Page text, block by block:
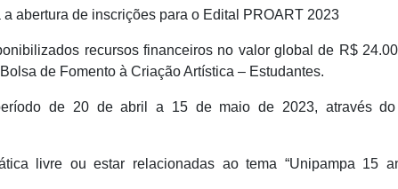
abertura de inscrições para o Edital PROART 2023
recursos financeiros no valor global de R$
de Fomento à Criação Artística – Estudantes.
de 20 de abril a 15 de maio de 2023, através
livre ou estar relacionadas ao tema “Unipampa 15